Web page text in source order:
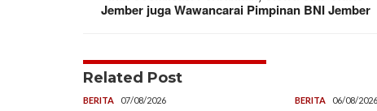
Jember juga Wawancarai Pimpinan BNI Jember
Related Post
BERITA 07/08/2026 BERITA 06/08/2026